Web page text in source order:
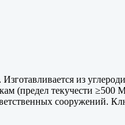
из
(предел текучести ≥500
сооружений.